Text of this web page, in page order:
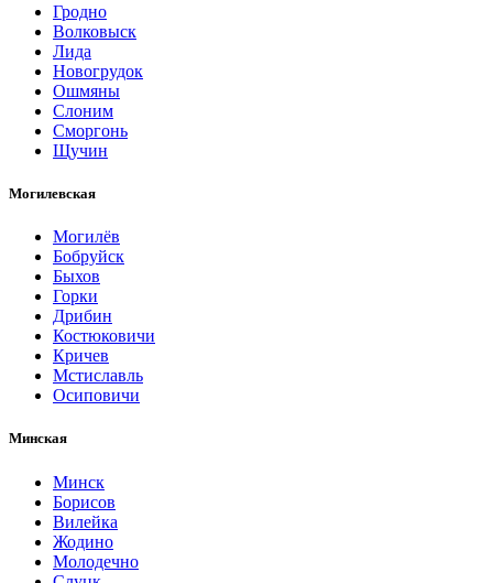
Гродно
Волковыск
Лида
Новогрудок
Ошмяны
Слоним
Сморгонь
Щучин
Могилевская
Могилёв
Бобруйск
Быхов
Горки
Дрибин
Костюковичи
Кричев
Мстиславль
Осиповичи
Минская
Минск
Борисов
Вилейка
Жодино
Молодечно